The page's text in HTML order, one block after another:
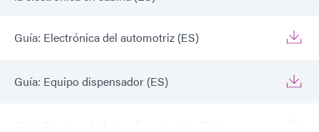
Guía: Electrónica del automotriz (ES)
Guía: Equipo dispensador (ES)